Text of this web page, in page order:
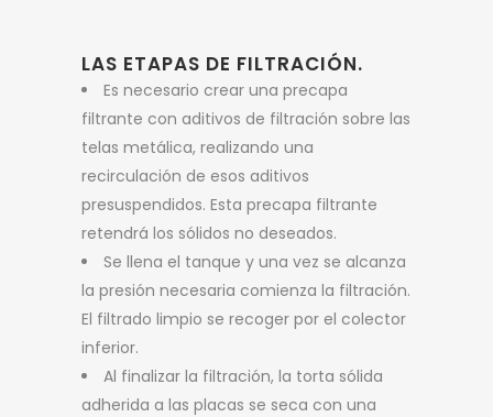
LAS ETAPAS DE FILTRACIÓN.
Es necesario crear una precapa
filtrante con aditivos de filtración sobre las
telas metálica, realizando una
recirculación de esos aditivos
presuspendidos. Esta precapa filtrante
retendrá los sólidos no deseados.
Se llena el tanque y una vez se alcanza
la presión necesaria comienza la filtración.
El filtrado limpio se recoger por el colector
inferior.
Al finalizar la filtración, la torta sólida
adherida a las placas se seca con una